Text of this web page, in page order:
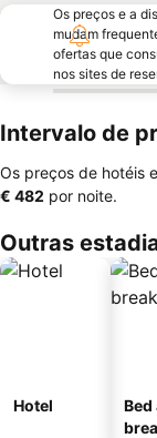
Os preços e a
mudam
ofertas que
nos sites de
Intervalo de
Os preços de hotéis
‎€ 482 por noite.
Outras
Hotel
Bed